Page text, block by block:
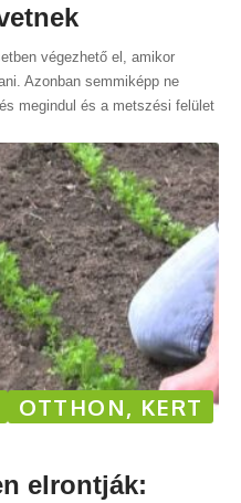
végezhető el, amikor
Azonban semmiképp ne
megindul és a metszési felület
OTTHON, KERT
elrontják: